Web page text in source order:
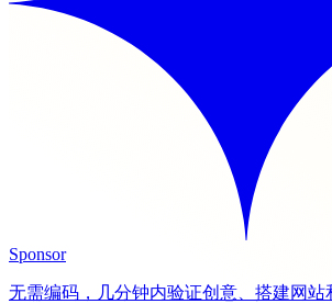
Sponsor
无需编码，几分钟内验证创意、搭建网站